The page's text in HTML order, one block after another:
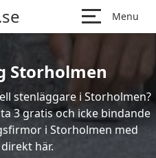
Menu
Storholmen
stenläggare i Storholmen?
3 gratis och icke bindande
i Storholmen med
här.